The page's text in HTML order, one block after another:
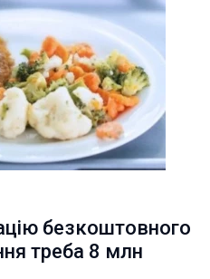
безкоштовного
треба 8 млн